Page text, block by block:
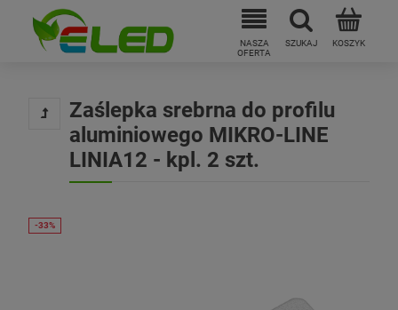
Zaślepka srebrna do profilu
aluminiowego MIKRO-LINE
LINIA12 - kpl. 2 szt.